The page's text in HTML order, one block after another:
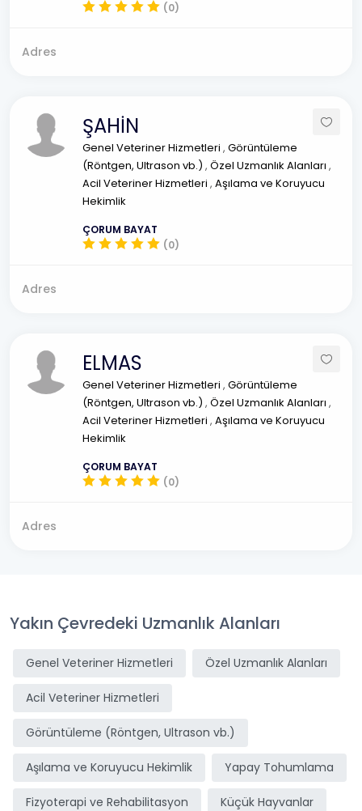
(0)
Adres
ŞAHİN
Genel Veteriner Hizmetleri , Görüntüleme
(Röntgen, Ultrason vb.) , Özel Uzmanlık Alanları ,
Acil Veteriner Hizmetleri , Aşılama ve Koruyucu
Hekimlik
ÇORUM BAYAT
(0)
Adres
ELMAS
Genel Veteriner Hizmetleri , Görüntüleme
(Röntgen, Ultrason vb.) , Özel Uzmanlık Alanları ,
Acil Veteriner Hizmetleri , Aşılama ve Koruyucu
Hekimlik
ÇORUM BAYAT
(0)
Adres
Yakın Çevredeki Uzmanlık Alanları
Genel Veteriner Hizmetleri Özel Uzmanlık Alanları
Acil Veteriner Hizmetleri
Görüntüleme (Röntgen, Ultrason vb.)
Aşılama ve Koruyucu Hekimlik Yapay Tohumlama
Fizyoterapi ve Rehabilitasyon Küçük Hayvanlar